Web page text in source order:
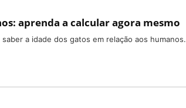
aprenda a calcular agora mesmo
a idade dos gatos em relação aos humanos.